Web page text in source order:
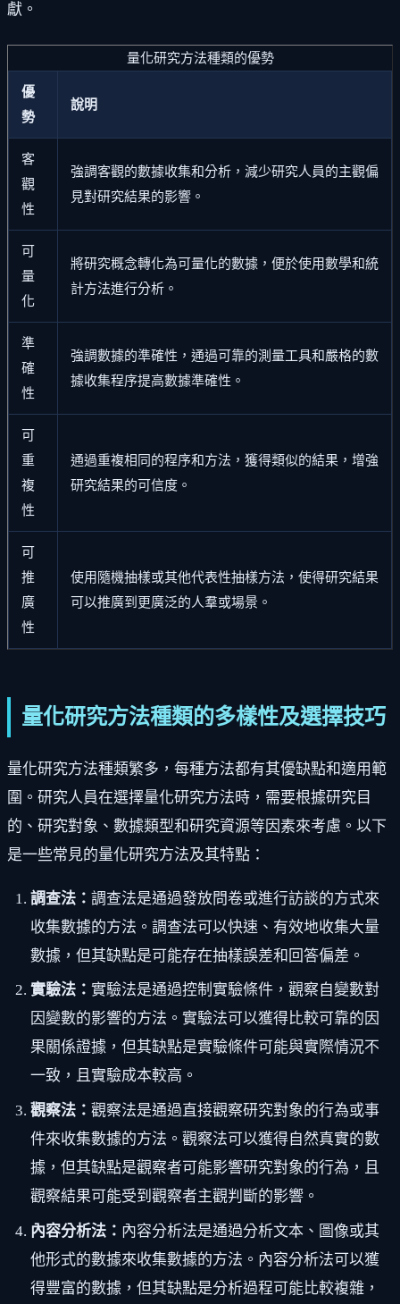
獻。
量化研究方法種類的優勢
優
勢
說明
客
觀
性
強調客觀的數據收集和分析，減少研究人員的主觀偏
見對研究結果的影響。
可
量
化
將研究概念轉化為可量化的數據，便於使用數學和統
計方法進行分析。
準
確
性
強調數據的準確性，通過可靠的測量工具和嚴格的數
據收集程序提高數據準確性。
可
重
複
性
通過重複相同的程序和方法，獲得類似的結果，增強
研究結果的可信度。
可
推
廣
性
使用隨機抽樣或其他代表性抽樣方法，使得研究結果
可以推廣到更廣泛的人羣或場景。
量化研究方法種類的多樣性及選擇技巧
量化研究方法種類繁多，每種方法都有其優缺點和適用範
圍。研究人員在選擇量化研究方法時，需要根據研究目
的、研究對象、數據類型和研究資源等因素來考慮。以下
是一些常見的量化研究方法及其特點：
調查法： 調查法是通過發放問卷或進行訪談的方式來
收集數據的方法。調查法可以快速、有效地收集大量
數據，但其缺點是可能存在抽樣誤差和回答偏差。
實驗法： 實驗法是通過控制實驗條件，觀察自變數對
因變數的影響的方法。實驗法可以獲得比較可靠的因
果關係證據，但其缺點是實驗條件可能與實際情況不
一致，且實驗成本較高。
觀察法： 觀察法是通過直接觀察研究對象的行為或事
件來收集數據的方法。觀察法可以獲得自然真實的數
據，但其缺點是觀察者可能影響研究對象的行為，且
觀察結果可能受到觀察者主觀判斷的影響。
內容分析法： 內容分析法是通過分析文本、圖像或其
他形式的數據來收集數據的方法。內容分析法可以獲
得豐富的數據，但其缺點是分析過程可能比較複雜，